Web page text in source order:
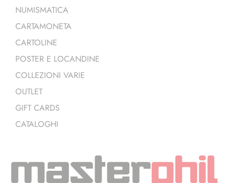
NUMISMATICA
CARTAMONETA
CARTOLINE
POSTER E LOCANDINE
COLLEZIONI VARIE
OUTLET
GIFT CARDS
CATALOGHI